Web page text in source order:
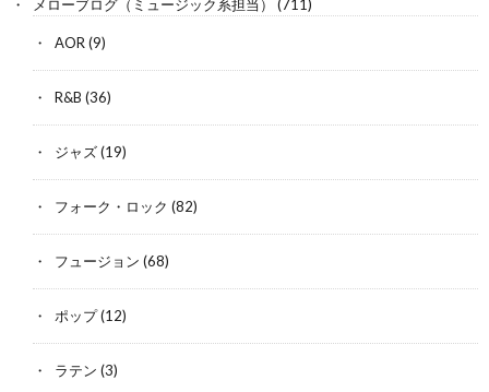
メローブログ（ミュージック系担当） (711)
AOR (9)
R&B (36)
ジャズ(19)
フォーク・ロック (82)
フュージョン (68)
ポップ(12)
ラテン (3)